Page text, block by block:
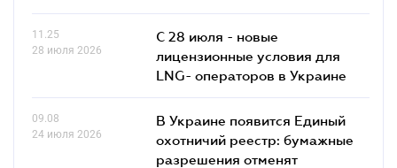
11.25
28 июля 2026
С 28 июля - новые
лицензионные условия для
LNG- операторов в Украине
09.08
24 июля 2026
В Украине появится Единый
охотничий реестр: бумажные
разрешения отменят